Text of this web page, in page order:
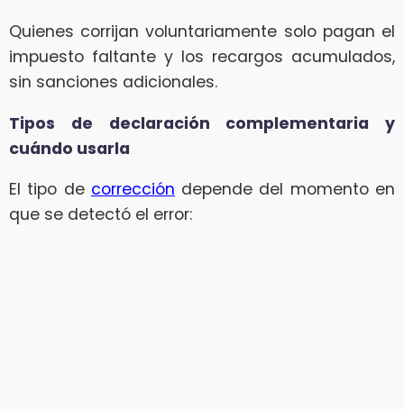
Quienes corrijan voluntariamente solo pagan el
impuesto faltante y los recargos acumulados,
sin sanciones adicionales.
Tipos de declaración complementaria y
cuándo usarla
El tipo de corrección depende del momento en
que se detectó el error: